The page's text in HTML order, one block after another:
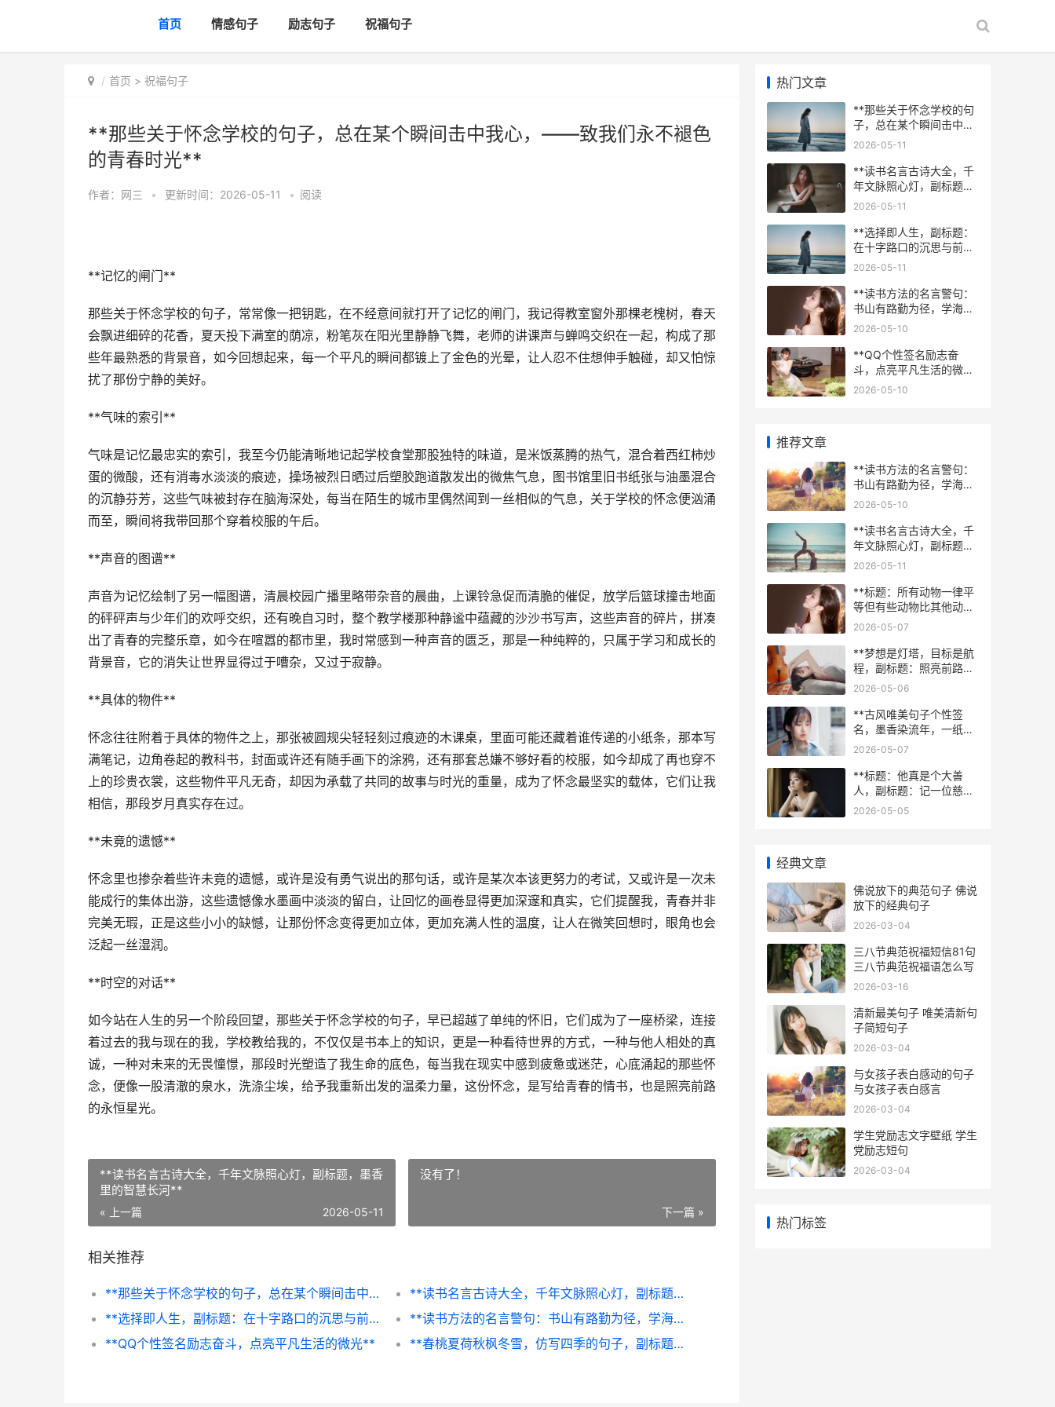
首页 情感句子 励志句子 祝福句子
首页 > 祝福句子
**那些关于怀念学校的句子，总在某个瞬间击中我心，——致我们永不褪色
的青春时光**
作者： 网三 • 更新时间：2026-05-11 • 阅读
**记忆的闸门**
那些关于怀念学校的句子，常常像一把钥匙，在不经意间就打开了记忆的闸门，我记得教室窗外那棵老槐树，春天
会飘进细碎的花香，夏天投下满室的荫凉，粉笔灰在阳光里静静飞舞，老师的讲课声与蝉鸣交织在一起，构成了那
些年最熟悉的背景音，如今回想起来，每一个平凡的瞬间都镀上了金色的光晕，让人忍不住想伸手触碰，却又怕惊
扰了那份宁静的美好。
**气味的索引**
气味是记忆最忠实的索引，我至今仍能清晰地记起学校食堂那股独特的味道，是米饭蒸腾的热气，混合着西红柿炒
蛋的微酸，还有消毒水淡淡的痕迹，操场被烈日晒过后塑胶跑道散发出的微焦气息，图书馆里旧书纸张与油墨混合
的沉静芬芳，这些气味被封存在脑海深处，每当在陌生的城市里偶然闻到一丝相似的气息，关于学校的怀念便汹涌
而至，瞬间将我带回那个穿着校服的午后。
**声音的图谱**
声音为记忆绘制了另一幅图谱，清晨校园广播里略带杂音的晨曲，上课铃急促而清脆的催促，放学后篮球撞击地面
的砰砰声与少年们的欢呼交织，还有晚自习时，整个教学楼那种静谧中蕴藏的沙沙书写声，这些声音的碎片，拼凑
出了青春的完整乐章，如今在喧嚣的都市里，我时常感到一种声音的匮乏，那是一种纯粹的，只属于学习和成长的
背景音，它的消失让世界显得过于嘈杂，又过于寂静。
**具体的物件**
怀念往往附着于具体的物件之上，那张被圆规尖轻轻刻过痕迹的木课桌，里面可能还藏着谁传递的小纸条，那本写
满笔记，边角卷起的教科书，封面或许还有随手画下的涂鸦，还有那套总嫌不够好看的校服，如今却成了再也穿不
上的珍贵衣裳，这些物件平凡无奇，却因为承载了共同的故事与时光的重量，成为了怀念最坚实的载体，它们让我
相信，那段岁月真实存在过。
**未竟的遗憾**
怀念里也掺杂着些许未竟的遗憾，或许是没有勇气说出的那句话，或许是某次本该更努力的考试，又或许是一次未
能成行的集体出游，这些遗憾像水墨画中淡淡的留白，让回忆的画卷显得更加深邃和真实，它们提醒我，青春并非
完美无瑕，正是这些小小的缺憾，让那份怀念变得更加立体，更加充满人性的温度，让人在微笑回想时，眼角也会
泛起一丝湿润。
**时空的对话**
如今站在人生的另一个阶段回望，那些关于怀念学校的句子，早已超越了单纯的怀旧，它们成为了一座桥梁，连接
着过去的我与现在的我，学校教给我的，不仅仅是书本上的知识，更是一种看待世界的方式，一种与他人相处的真
诚，一种对未来的无畏憧憬，那段时光塑造了我生命的底色，每当我在现实中感到疲惫或迷茫，心底涌起的那些怀
念，便像一股清澈的泉水，洗涤尘埃，给予我重新出发的温柔力量，这份怀念，是写给青春的情书，也是照亮前路
的永恒星光。
**读书名言古诗大全，千年文脉照心灯，副标题，墨香
里的智慧长河**
« 上一篇 2026-05-11
没有了！
下一篇 »
相关推荐
**那些关于怀念学校的句子，总在某个瞬间击中我心，——致我们永不褪色的青春时光**
**读书名言古诗大全，千年文脉照心灯，副标题，墨香里的智慧长河**
**选择即人生，副标题：在十字路口的沉思与前行**
**读书方法的名言警句：书山有路勤为径，学海无涯苦作舟——论高效阅读的智慧**
**QQ个性签名励志奋斗，点亮平凡生活的微光**
**春桃夏荷秋枫冬雪，仿写四季的句子，副标题：一场文字与自然的对话**
热门文章
**那些关于怀念学校的句
子，总在某个瞬间击中我
心，——致我们永不褪色
2026-05-11
**读书名言古诗大全，千
年文脉照心灯，副标题，
墨香里的智慧长河**
2026-05-11
**选择即人生，副标题：
在十字路口的沉思与前行
**
2026-05-11
**读书方法的名言警句：
书山有路勤为径，学海无
涯苦作舟——论高效阅读
2026-05-10
**QQ个性签名励志奋
斗，点亮平凡生活的微光
**
2026-05-10
推荐文章
**读书方法的名言警句：
书山有路勤为径，学海无
涯苦作舟——论高效阅读
2026-05-10
**读书名言古诗大全，千
年文脉照心灯，副标题，
墨香里的智慧长河**
2026-05-11
**标题：所有动物一律平
等但有些动物比其他动物
更平等，副标题：权力话
2026-05-07
**梦想是灯塔，目标是航
程，副标题：照亮前路，
步步前行**
2026-05-06
**古风唯美句子个性签
名，墨香染流年，一纸心
事付云烟，副标题，浅析
2026-05-07
**标题：他真是个大善
人，副标题：记一位慈善
家的日常**
2026-05-05
经典文章
佛说放下的典范句子 佛说
放下的经典句子
2026-03-04
三八节典范祝福短信81句
三八节典范祝福语怎么写
2026-03-16
清新最美句子 唯美清新句
子简短句子
2026-03-04
与女孩子表白感动的句子
与女孩子表白感言
2026-03-04
学生党励志文字壁纸 学生
党励志短句
2026-03-04
热门标签